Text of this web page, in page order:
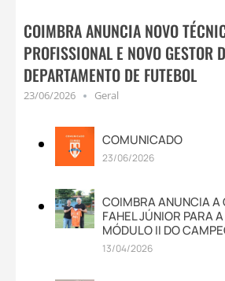
COIMBRA ANUNCIA NOVO
PROFISSIONAL E NOVO GESTOR
DEPARTAMENTO DE FUTEBOL
23/06/2026 Geral
COMUNICADO
23/06/2026
COIMBRA ANUNCIA A
FAHEL JÚNIOR PARA
MÓDULO II DO
13/04/2026